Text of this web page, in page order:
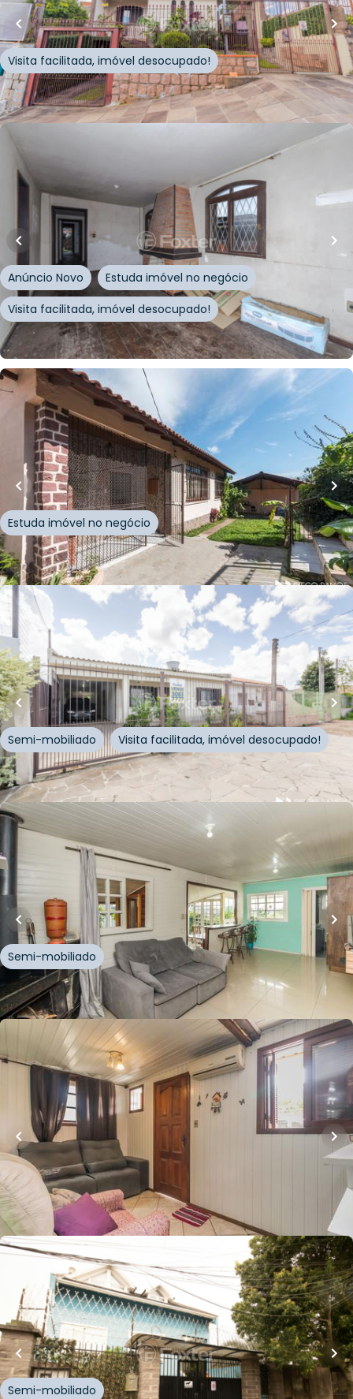
Avenida Circular,Vila Jardim,Porto Alegre
Visita facilitada, imóvel desocupado!
Whatsapp
Cód.229124
R$410.000,00
110 m²•3quartos•2banheiros•2vagas
Casa
Rua Souza Lobo, Vila Jardim,Porto Alegre
Anúncio Novo
Estuda imóvel no negócio
Visita facilitada, imóvel desocupado!
Whatsapp
Cód.1015911
R$690.000,00
m²•4 quartos• 3banheiros 1vaga
Casa
Rua Israel,Vila Jardim ,Porto Alegre
Estuda imóvel no negócio
Whatsapp
Cód. 209077
R$ 595.000,00
150 m²• banheiros
vagas
Casa
Avenida Circular , Vila Jardim,Porto Alegre
Semi-mobiliado Visita facilitada, imóvel desocupado!
Whatsapp
Cód.199690
R$679.000,00
70m² quartos•1banheiro
vagas
Casa
Avenida dos Prazeres
Vila Jardim,Porto Alegre
Semi-mobiliado
Whatsapp
Cód.211787
R$ 360.000,00
•4quartos•2banheiros•3 vagas
Casa
Avenida Ipê
, ,Porto Alegre
Whatsapp
Cód. 154861
950.000,00
310 m²•3quartos•3banheiros•
vagas
Casa
Rua Itapema,Vila Jardim,Porto Alegre
Semi-mobiliado